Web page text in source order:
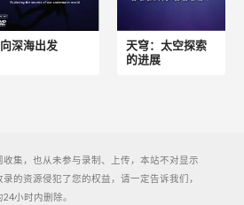
向深海出发
天穹：太空探索
的进展
集，也从未参与录制、上传，本站不对显示
的资源侵犯了您的权益，请一定告诉我们，
小时内删除。